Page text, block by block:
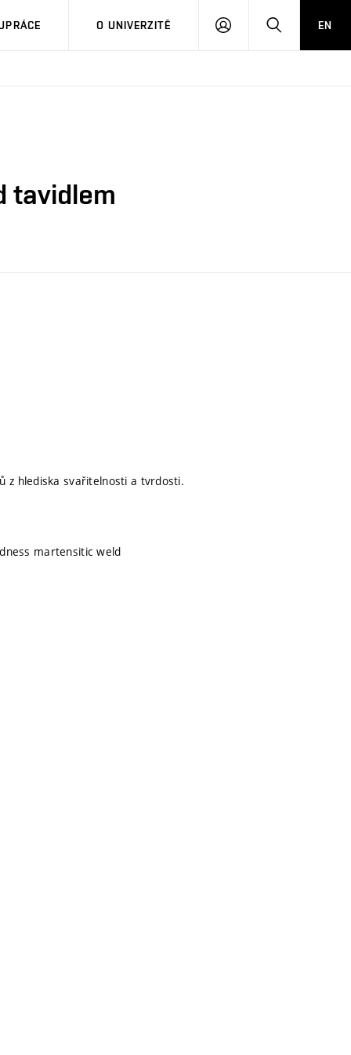
O UNIVERZITĚ
PŘIHLÁSIT HLEDATEN
tavidlem
z hlediska svařitelnosti a tvrdosti.
martensitic weld